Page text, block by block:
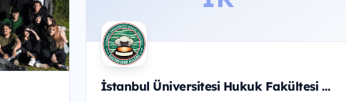
İstanbul Üniversitesi Hukuk Fakültesi Gastronomi Kulübü